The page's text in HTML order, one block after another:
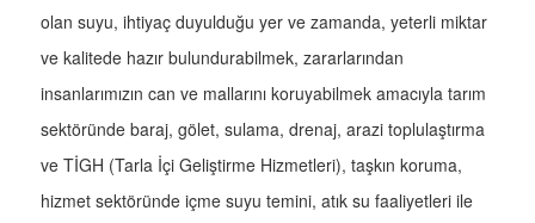
olan suyu, ihtiyaç duyulduğu yer ve zamanda, yeterli miktar
ve kalitede hazır bulundurabilmek, zararlarından
insanlarımızın can ve mallarını koruyabilmek amacıyla tarım
sektöründe baraj, gölet, sulama, drenaj, arazi toplulaştırma
ve TİGH (Tarla İçi Geliştirme Hizmetleri), taşkın koruma,
hizmet sektöründe içme suyu temini, atık su faaliyetleri ile